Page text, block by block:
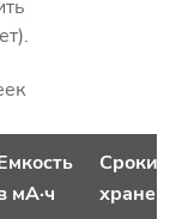
мА·ч
Сроки